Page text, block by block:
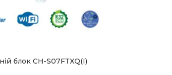
блок CH-S07FTXQ(I)